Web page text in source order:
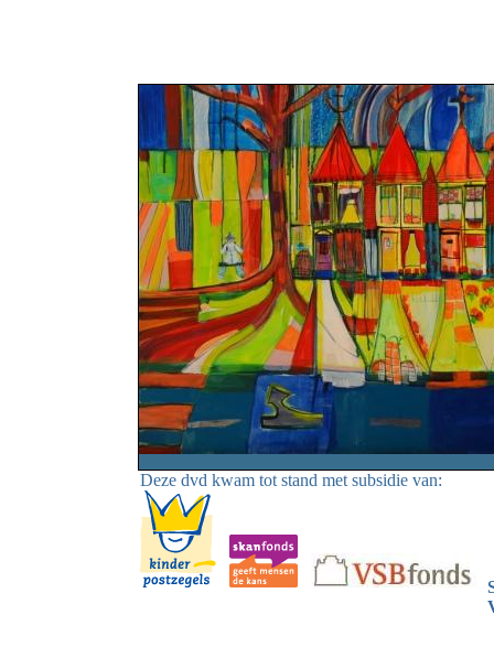
Deze dvd kwam tot stand met subsidie van: